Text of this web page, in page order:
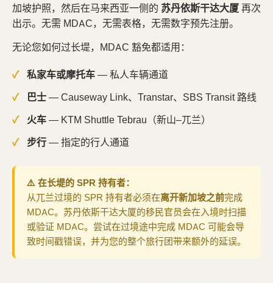
加坡护照，然后在马来西亚一侧的 苏丹依斯干达大厦再次
出示。无需 MDAC，无需表格，无需数字预先注册。
无论您如何过长堤，MDAC 豁免都适用：
私家车或摩托车— 私人车辆通道
巴士— Causeway Link、Transtar、SBS Transit 路线
火车— KTM Shuttle Tebrau（新山–兀兰）
步行— 指定的行人通道
⚠️ 在长堤的 SPR 持有者：
从兀兰过境的 SPR 持有者必须在离开新加坡之前完成
MDAC。苏丹依斯干达大厦的移民官员会在入境时扫描
或验证 MDAC。尝试在过境途中完成 MDAC 可能会导
致时间戳错误，并为您的整个旅行团带来额外的延误。